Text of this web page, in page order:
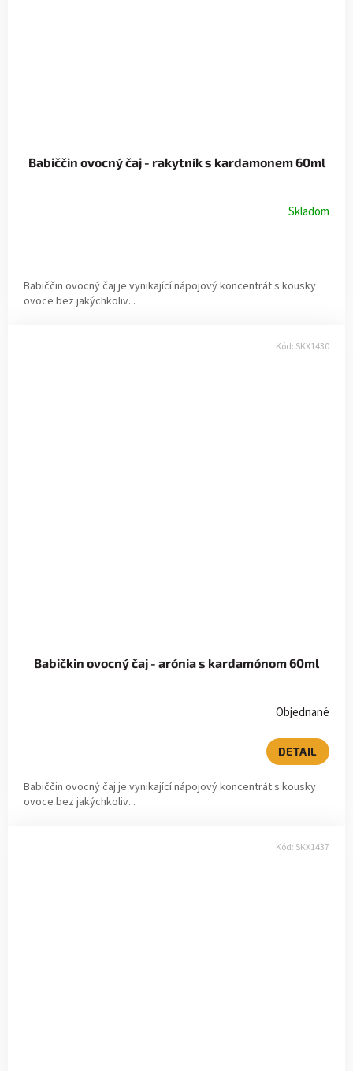
Babiččin ovocný čaj - rakytník s kardamonem 60ml
Skladom
Babiččin ovocný čaj je vynikající nápojový koncentrát s kousky
ovoce bez jakýchkoliv...
Babičkin ovocný čaj - arónia s kardamónom 60ml
Objednané
DETAIL
Babiččin ovocný čaj je vynikající nápojový koncentrát s kousky
ovoce bez jakýchkoliv...
Kód: SKX1430
Kód: SKX1437